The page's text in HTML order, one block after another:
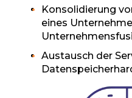
Konsolidierung
eines
Austausch der